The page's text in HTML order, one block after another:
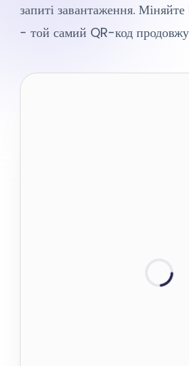
запиті завантаження.
- той самий QR-код